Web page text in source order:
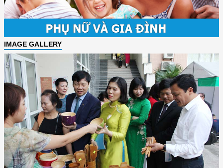
IMAGE GALLERY